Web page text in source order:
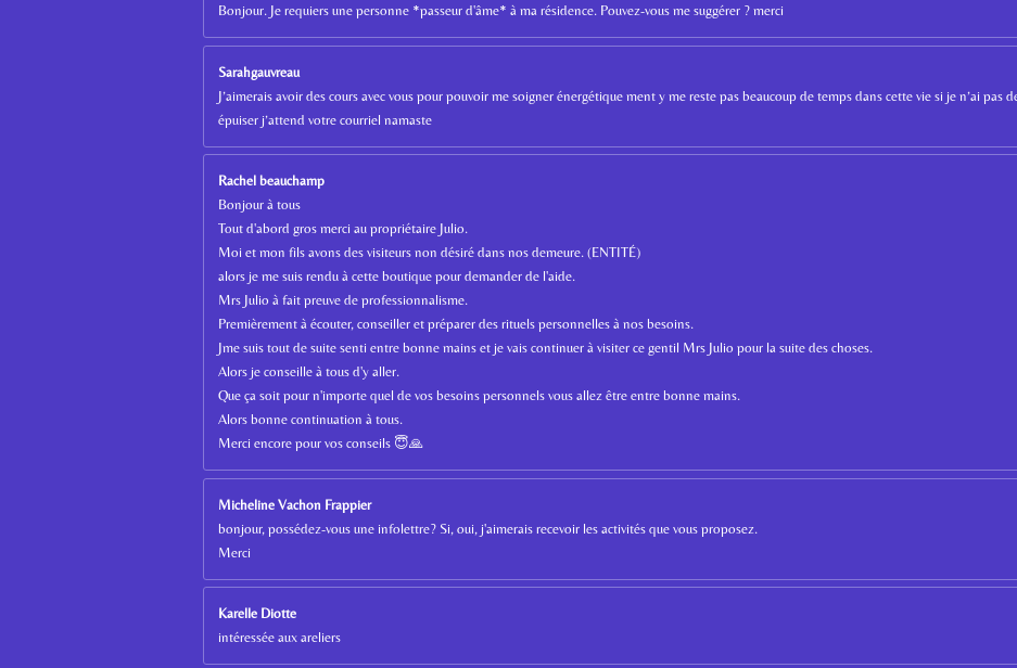
Bonjour. Je requiers une personne *passeur d'âme* à ma résidence. Pouvez-vous me suggérer ? merci
Sarahgauvreau
J’aimerais avoir des cours avec vous pour pouvoir me soigner énergétique ment y me reste pas beaucoup de temps dans cette vie si je n’ai pas
épuiser j’attend votre courriel namaste
Rachel beauchamp
Bonjour à tous
Tout d'abord gros merci au propriétaire Julio.
Moi et mon fils avons des visiteurs non désiré dans nos demeure. (ENTITÉ)
alors je me suis rendu à cette boutique pour demander de l'aide.
Mrs Julio à fait preuve de professionnalisme.
Premièrement à écouter, conseiller et préparer des rituels personnelles à nos besoins.
Jme suis tout de suite senti entre bonne mains et je vais continuer à visiter ce gentil Mrs Julio pour la suite des choses.
Alors je conseille à tous d'y aller.
Que ça soit pour n'importe quel de vos besoins personnels vous allez être entre bonne mains.
Alors bonne continuation à tous.
Merci encore pour vos conseils 😇🙏
Micheline Vachon Frappier
bonjour, possédez-vous une infolettre? Si, oui, j'aimerais recevoir les activités que vous proposez.
Merci
Karelle Diotte
intéressée aux areliers